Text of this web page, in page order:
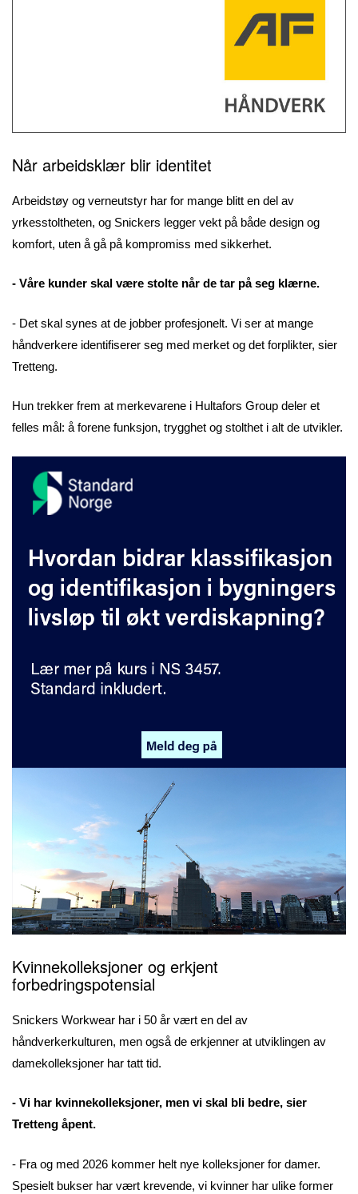
Når arbeidsklær blir identitet
Arbeidstøy og verneutstyr har for mange blitt en del av
yrkesstoltheten, og Snickers legger vekt på både design og
komfort, uten å gå på kompromiss med sikkerhet.
- Våre kunder skal være stolte når de tar på seg klærne.
- Det skal synes at de jobber profesjonelt. Vi ser at mange
håndverkere identifiserer seg med merket og det forplikter, sier
Tretteng.
Hun trekker frem at merkevarene i Hultafors Group deler et
felles mål: å forene funksjon, trygghet og stolthet i alt de utvikler.
Kvinnekolleksjoner og erkjent
forbedringspotensial
Snickers Workwear har i 50 år vært en del av
håndverkerkulturen, men også de erkjenner at utviklingen av
damekolleksjoner har tatt tid.
- Vi har kvinnekolleksjoner, men vi skal bli bedre, sier
Tretteng åpent.
- Fra og med 2026 kommer helt nye kolleksjoner for damer.
Spesielt bukser har vært krevende, vi kvinner har ulike former